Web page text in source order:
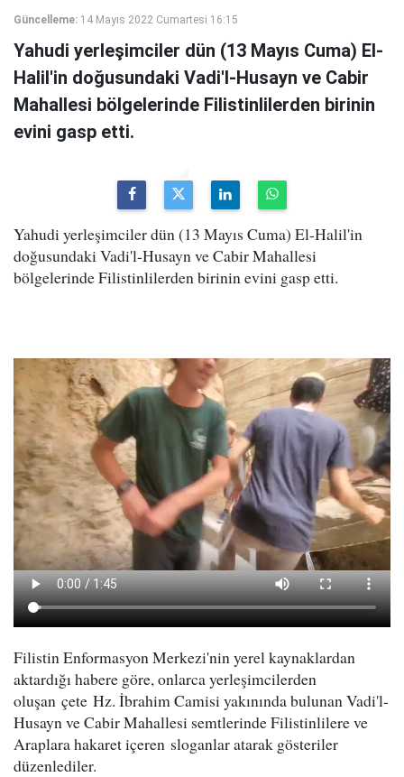
Güncelleme: 14 Mayıs 2022 Cumartesi 16:15
Yahudi yerleşimciler dün (13 Mayıs Cuma) El-
Halil'in doğusundaki Vadi'l-Husayn ve Cabir
Mahallesi bölgelerinde Filistinlilerden birinin
evini gasp etti.
Yahudi yerleşimciler dün (13 Mayıs Cuma) El-Halil'in
doğusundaki Vadi'l-Husayn ve Cabir Mahallesi
bölgelerinde Filistinlilerden birinin evini gasp etti.
Filistin Enformasyon Merkezi'nin yerel kaynaklardan
aktardığı habere göre, onlarca yerleşimcilerden
oluşan çete Hz. İbrahim Camisi yakınında bulunan Vadi'l-
Husayn ve Cabir Mahallesi semtlerinde Filistinlilere ve
Araplara hakaret içeren sloganlar atarak gösteriler
düzenlediler.